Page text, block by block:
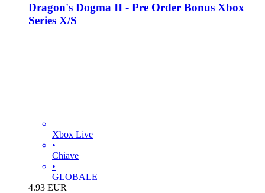
Dragon's Dogma II - Pre Order Bonus Xbox
Series X/S
Xbox Live
•
Chiave
•
GLOBALE
4.93 EUR